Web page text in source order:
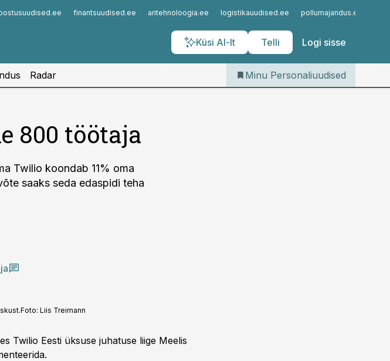
finantsuudised.ee aritehnoloogia.ee logistikauudised.ee pollumajandus.ee
Küsi AI-lt Telli Logi sisse
Iseteenindus
Telli Personaliuudised
Radar Minu Personaliuudised
800 töötaja
Twilio koondab 11% oma
saaks seda edaspidi teha
Foto: Liis Treimann
Twilio Eesti üksuse juhatuse liige Meelis